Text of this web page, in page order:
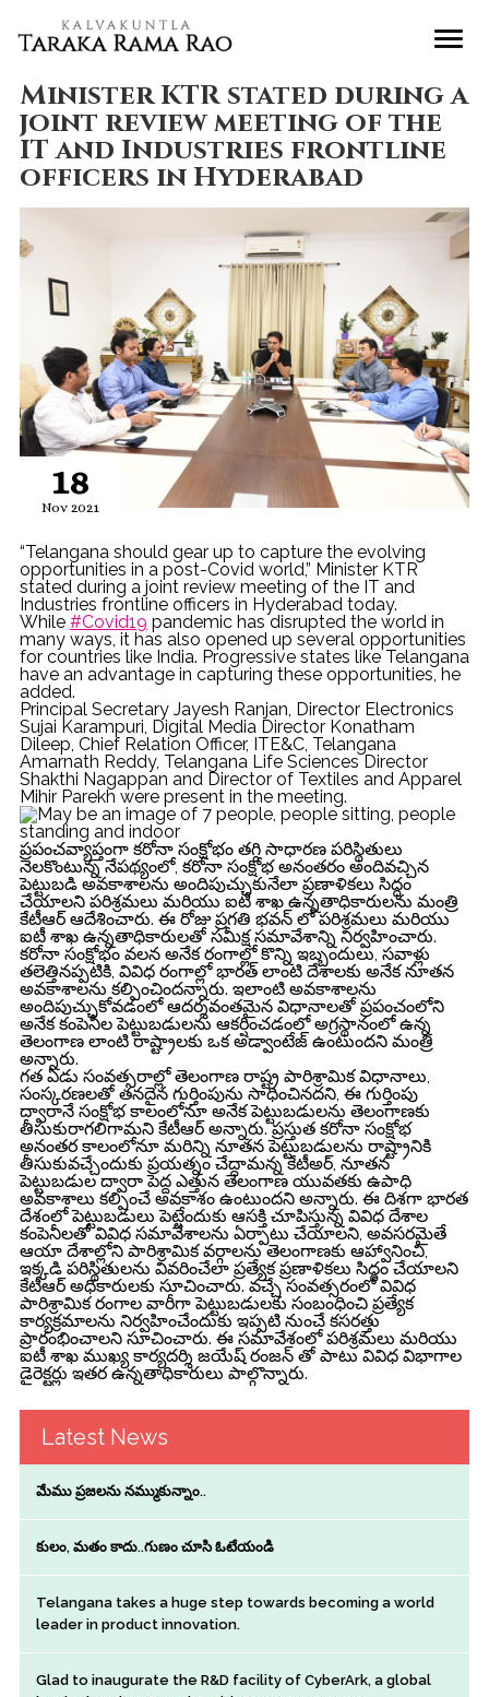
Minister KTR stated during a
joint review meeting of the
IT and Industries frontline
officers in Hyderabad
18
Nov 2021
“Telangana should gear up to capture the evolving
opportunities in a post-Covid world,” Minister KTR
stated during a joint review meeting of the IT and
Industries frontline officers in Hyderabad today.
While #Covid19 pandemic has disrupted the world in
many ways, it has also opened up several opportunities
for countries like India. Progressive states like Telangana
have an advantage in capturing these opportunities, he
added.
Principal Secretary Jayesh Ranjan, Director Electronics
Sujai Karampuri, Digital Media Director Konatham
Dileep, Chief Relation Officer, ITE&C, Telangana
Amarnath Reddy, Telangana Life Sciences Director
Shakthi Nagappan and Director of Textiles and Apparel
Mihir Parekh were present in the meeting.
ప్రపంచవ్యాప్తంగా కరోనా సంక్షోభం తగ్గి సాధారణ పరిస్థితులు
నెలకొంటున్న నేపథ్యంలో, కరోనా సంక్షోభ అనంతరం అందివచ్చిన
పెట్టుబడి అవకాశాలను అందిపుచ్చుకునేలా ప్రణాళికలు సిద్ధం
చేయాలని పరిశ్రమలు మరియు ఐటీ శాఖ ఉన్నతాధికారులను మంత్రి
కేటీఆర్ ఆదేశించారు. ఈ రోజు ప్రగతి భవన్ లో పరిశ్రమలు మరియు
ఐటీ శాఖ ఉన్నతాధికారులతో సమీక్ష సమావేశాన్ని నిర్వహించారు.
కరోనా సంక్షోభం వలన అనేక రంగాల్లో కొన్ని ఇబ్బందులు, సవాళ్లు
తలెత్తినప్పటికి, వివిధ రంగాల్లో భారత్ లాంటి దేశాలకు అనేక నూతన
అవకాశాలను కల్పించిందన్నారు. ఇలాంటి అవకాశాలను
అందిపుచ్చుకోవడంలో ఆదర్శవంతమైన విధానాలతో ప్రపంచంలోని
అనేక కంపెనీల పెట్టుబడులను ఆకర్షించడంలో అగ్రస్థానంలో ఉన్న
తెలంగాణ లాంటి రాష్ట్రాలకు ఒక అడ్వాంటేజ్ ఉంటుందని మంత్రి
అన్నారు.
గత ఏడు సంవత్సరాల్లో తెలంగాణ రాష్ట్ర పారిశ్రామిక విధానాలు,
సంస్కరణలతో తనదైన గుర్తింపును సాధించినదని, ఈ గుర్తింపు
ద్వారానే సంక్షోభ కాలంలోనూ అనేక పెట్టుబడులను తెలంగాణకు
తీసుకురాగలిగామని కేటీఆర్ అన్నారు. ప్రస్తుత కరోనా సంక్షోభ
అనంతర కాలంలోనూ మరిన్ని నూతన పెట్టుబడులను రాష్ట్రానికి
తీసుకువచ్చేందుకు ప్రయత్నం చేద్దామన్న కేటీఅర్, నూతన
పెట్టుబడుల ద్వారా పెద్ద ఎత్తున తెలంగాణ యువతకు ఉపాధి
అవకాశాలు కల్పించే అవకాశం ఉంటుందని అన్నారు. ఈ దిశగా భారత
దేశంలో పెట్టుబడులు పెట్టేందుకు ఆసక్తి చూపిస్తున్న వివిధ దేశాల
కంపెనీలతో వివిధ సమావేశాలను ఏర్పాటు చేయాలని, అవసరమైతే
ఆయా దేశాల్లోని పారిశ్రామిక వర్గాలను తెలంగాణకు ఆహ్వానించి,
ఇక్కడి పరిస్థితులను వివరించేలా ప్రత్యేక ప్రణాళికలు సిద్ధం చేయాలని
కేటీఆర్ అధికారులకు సూచించారు. వచ్చే సంవత్సరంలో వివిధ
పారిశ్రామిక రంగాల వారీగా పెట్టుబడులకు సంబంధించి ప్రత్యేక
కార్యక్రమాలను నిర్వహించేందుకు ఇప్పటి నుంచే కసరత్తు
ప్రారంభించాలని సూచించారు. ఈ సమావేశంలో పరిశ్రమలు మరియు
ఐటీ శాఖ ముఖ్య కార్యదర్శి జయేష్ రంజన్ తో పాటు వివిధ విభాగాల
డైరెక్టర్లు ఇతర ఉన్నతాధికారులు పాల్గొన్నారు.
Latest News
మేము ప్రజలను నమ్ముకున్నాం..
కులం, మతం కాదు..గుణం చూసి ఓటేయండి
Telangana takes a huge step towards becoming a world
leader in product innovation.
Glad to inaugurate the R&D facility of CyberArk, a global